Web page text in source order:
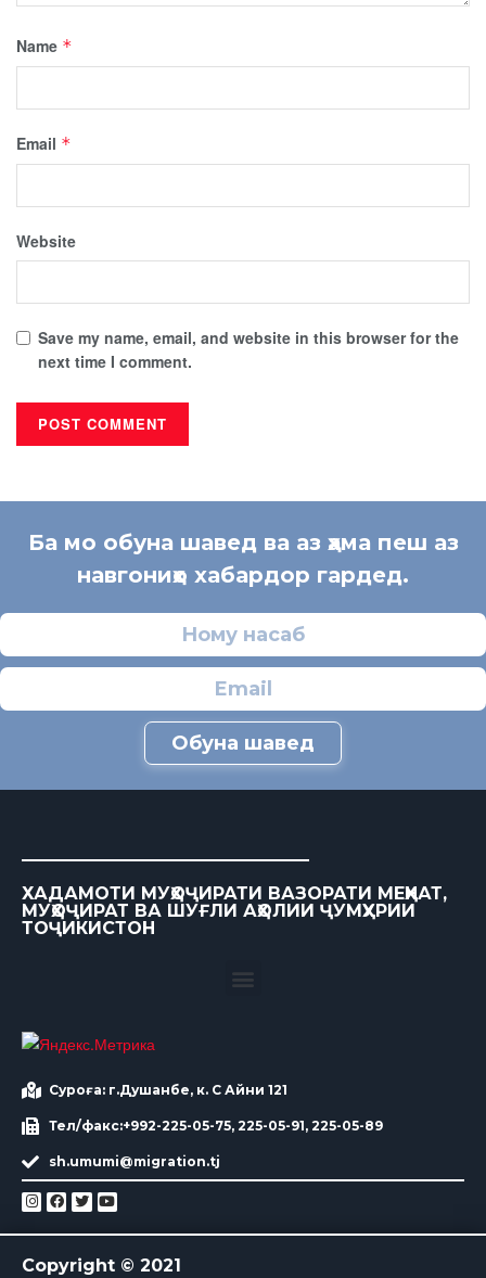
Name *
Email *
Website
Save my name, email, and website in this browser for the
next time I comment.
Ба мо обуна шавед ва аз ҳама пеш аз
навгониҳо хабардор гардед.
Обуна шавед
ХАДАМОТИ МУҲОҶИРАТИ ВАЗОРАТИ МЕҲНАТ,
МУҲОҶИРАТ ВА ШУҒЛИ АҲОЛИИ ҶУМҲУРИИ
ТОҶИКИСТОН
Суроға: г.Душанбе, к. С Айни 121
Тел/факс:+992-225-05-75, 225-05-91, 225-05-89
sh.umumi@migration.tj
Copyright © 2021